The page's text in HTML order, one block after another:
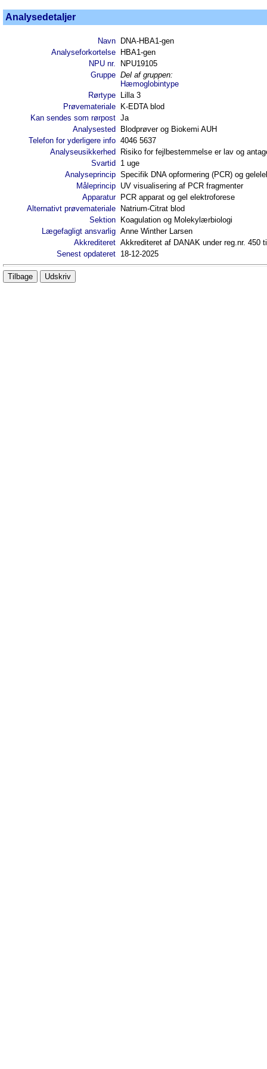
Analysedetaljer
Navn
DNA-HBA1-gen
Analyseforkortelse
HBA1-gen
NPU nr.
NPU19105
Gruppe Del af gruppen:
Hæmoglobintype
Rørtype
Lilla 3
Prøvemateriale
K-EDTA blod
Kan sendes som rørpost Ja
Analysested
Blodprøver og Biokemi AUH
Telefon for yderligere info 4046 5637
Analyseusikkerhed
Risiko for fejlbestemmelse er lav og
Svartid
1 uge
Analyseprincip Specifik DNA opformering (PCR) og
Måleprincip UV visualisering af PCR fragmenter
Apparatur
PCR apparat og gel elektroforese
Alternativt prøvemateriale
Natrium-Citrat blod
Sektion
Koagulation og Molekylærbiologi
Lægefagligt ansvarlig Anne Winther Larsen
Akkrediteret Akkrediteret af DANAK under reg.nr. 450
Senest opdateret 18-12-2025